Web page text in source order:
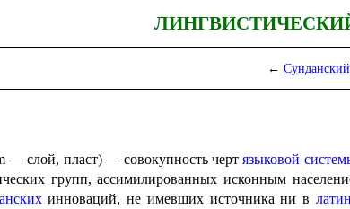
←
— слой, пласт) — совокупность чертязыковой
групп, ассимилированных исконным
инноваций, не имевших источника ни в